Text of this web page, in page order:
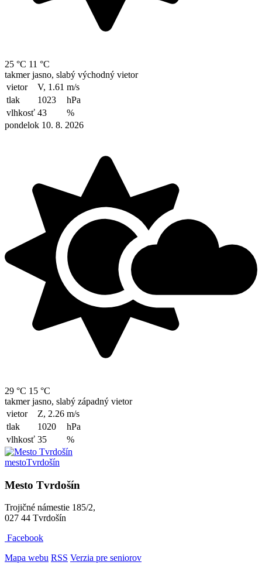
25 °C 11 °C
takmer jasno, slabý východný vietor
vietor
V, 1.61 m/s
tlak
1023
hPa
vlhkosť 43
%
pondelok 10. 8. 2026
29 °C 15 °C
takmer jasno, slabý západný vietor
vietor
Z, 2.26 m/s
tlak
1020
hPa
vlhkosť 35 %
mestoTvrdošín
Mesto Tvrdošín
Trojičné námestie 185/2,
027 44 Tvrdošín
Facebook
Mapa webu RSS Verzia pre seniorov